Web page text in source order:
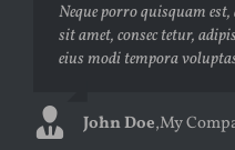
Neque porro quisquam
sit amet, consec tetur,
eius modi tempora
John Doe,My
Aliquam erat volutpat.
laoreet eget pulvinar nibh.
Curabitur ac felis arcu
Luke Beck,Theme